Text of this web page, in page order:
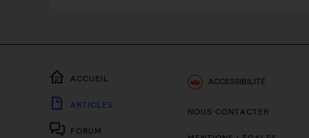
ACCUEIL
ARTICLES
FORUM
ACCESSIBILITÉ
NOUS CONTACTER